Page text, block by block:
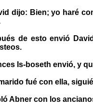
dijo: Bien; yo haré
de esto envió
Is-boseth envió, y
fué con ella,
Abner con los